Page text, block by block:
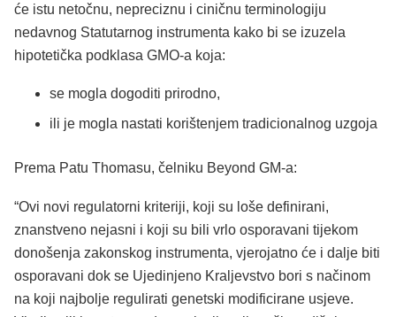
će istu netočnu, nepreciznu i ciničnu terminologiju
nedavnog Statutarnog instrumenta kako bi se izuzela
hipotetička podklasa GMO-a koja:
se mogla dogoditi prirodno,
ili je mogla nastati korištenjem tradicionalnog uzgoja
Prema Patu Thomasu, čelniku Beyond GM-a:
“Ovi novi regulatorni kriteriji, koji su loše definirani,
znanstveno nejasni i koji su bili vrlo osporavani tijekom
donošenja zakonskog instrumenta, vjerojatno će i dalje biti
osporavani dok se Ujedinjeno Kraljevstvo bori s načinom
na koji najbolje regulirati genetski modificirane usjeve.